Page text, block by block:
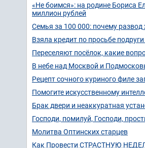
«Не боимся»: на родине Бориса
миллион рублей
Семья за 100 000: почему развод
Взяла кредит по просьбе
Переселяют посёлок, какие
В небе над Москвой и
Рецепт сочного куриного филе
Помогите искусственному
Брак двери и неаккуратная
Господи, помилуй, Господи,
Молитва Оптинских старцев
Как Провести СТРАСТНУЮ